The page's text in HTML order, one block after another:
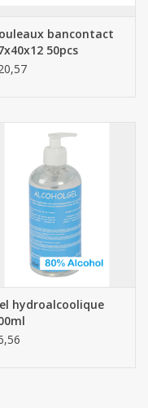
bancontact
50pcs
hydroalcoolique